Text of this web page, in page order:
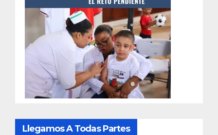
Llegamos A Todas Partes